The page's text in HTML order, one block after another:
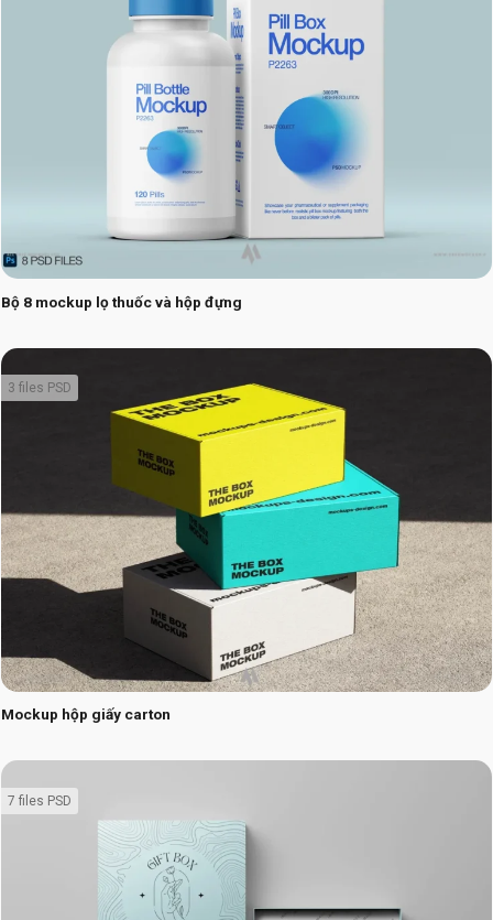
Bộ 8 mockup lọ thuốc và hộp đựng
Mockup hộp giấy carton
3 files PSD
7 files PSD